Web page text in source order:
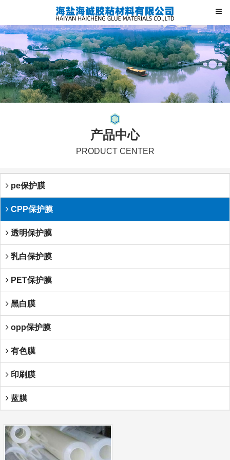
产品中心
PRODUCT CENTER
pe保护膜
CPP保护膜
透明保护膜
乳白保护膜
PET保护膜
黑白膜
opp保护膜
有色膜
印刷膜
蓝膜